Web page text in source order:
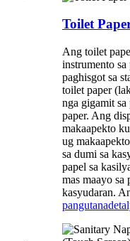
Toilet
Ang toilet
instrumento
paghisgot sa
toilet paper
nga gigamit
paper. Ang
makaapekto
ug
sa dumi sa
papel sa
mas maayo sa
kasyudaran.
pangutana